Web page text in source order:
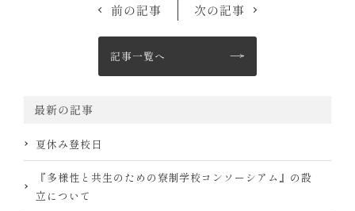
最新の記事
夏休み登校日
『多様性と共生のための寮制学校コンソーシアム』の設
立について
記事一覧へ
前の記事 次の記事